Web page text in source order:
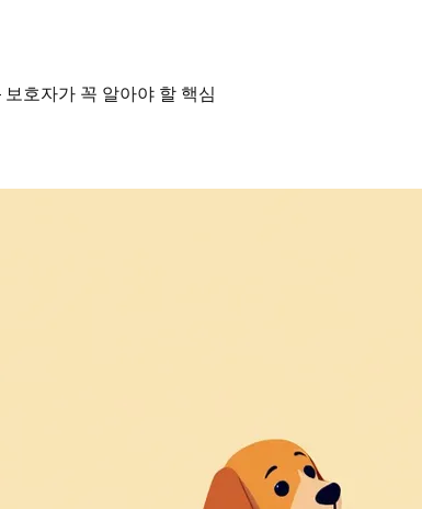
호자가 꼭 알아야 할 핵심